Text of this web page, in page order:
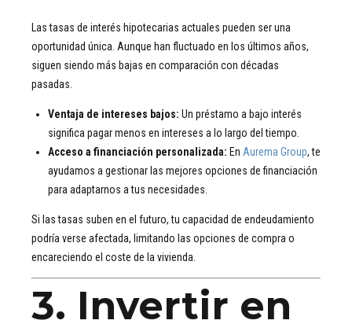
Las tasas de interés hipotecarias actuales pueden ser una
oportunidad única. Aunque han fluctuado en los últimos años,
siguen siendo más bajas en comparación con décadas
pasadas.
Ventaja de intereses bajos: Un préstamo a bajo interés
significa pagar menos en intereses a lo largo del tiempo.
Acceso a financiación personalizada: En Aurema Group, te
ayudamos a gestionar las mejores opciones de financiación
para adaptarnos a tus necesidades.
Si las tasas suben en el futuro, tu capacidad de endeudamiento
podría verse afectada, limitando las opciones de compra o
encareciendo el coste de la vivienda.
3. Invertir en